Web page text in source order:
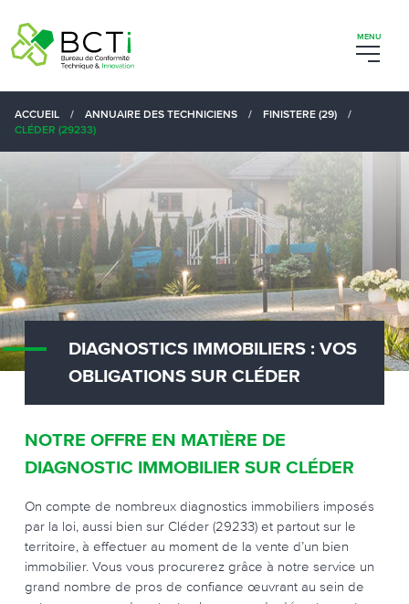
ACCUEIL / ANNUAIRE DES TECHNICIENS / FINISTERE (29)
/
CLÉDER (29233)
DIAGNOSTICS IMMOBILIERS : VOS
OBLIGATIONS SUR CLÉDER
NOTRE OFFRE EN MATIÈRE DE
DIAGNOSTIC IMMOBILIER SUR CLÉDER
On compte de nombreux diagnostics immobiliers imposés
par la loi, aussi bien sur Cléder (29233) et partout sur le
territoire, à effectuer au moment de la vente d’un bien
immobilier. Vous vous procurerez grâce à notre service un
grand nombre de pros de confiance œuvrant au sein de